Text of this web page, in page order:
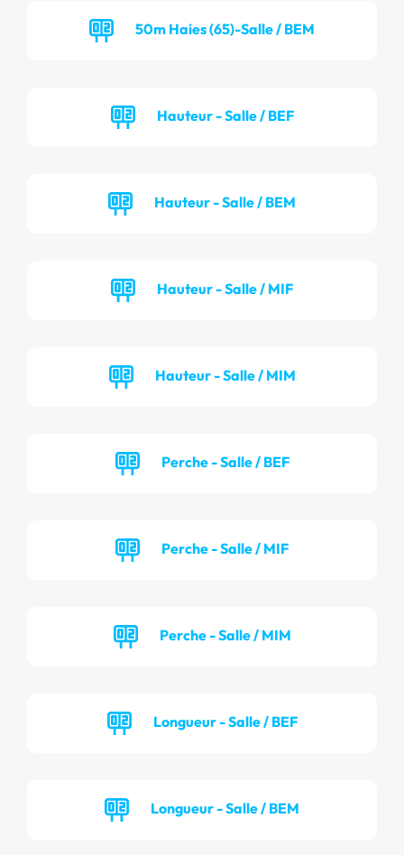
50m Haies (65)-Salle / BEM
Hauteur - Salle / BEF
Hauteur - Salle / BEM
Hauteur - Salle / MIF
Hauteur - Salle / MIM
Perche - Salle / BEF
Perche - Salle / MIF
Perche - Salle / MIM
Longueur - Salle / BEF
Longueur - Salle / BEM